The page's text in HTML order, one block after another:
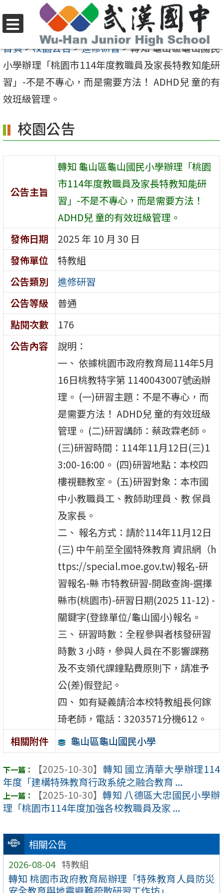
至
要
內
容
選
單
首頁>校園公告>進修研習>轉知 龜山區龜山國民
小學辦理「桃園市114年度教職員及家長特教知能研
習」-不是不專心，而是需要方法！ ADHD兒 童的有
效班級管理。
相關公告
2026-08-04 特教組
轉知 桃園市政府教育局辦理「特殊教育人員防災
校園公告
公告主旨
轉知 龜山區龜山國民小學辦理「桃園
市114年度教職員及家長特教知能研
習」-不是不專心，而是需要方法！
ADHD兒 童的有效班級管理。
發佈日期
2025 年 10 月 30 日
發佈單位
特教組
公告類別
進修研習
公告等級
普通
點閱次數
176
公告內容
說明：
一、 依據桃園市政府教育局114年5月
16日桃教特字第 1140043007號函辦
理。 (一)研習主題：不是不專心，而
是需要方法！ ADHD兒 童的有效班級
管理。 (二)研習講師：蔡政霖老師。
(三)研習時間：114年11月12日(三)1
3:00-16:00。 (四)研習地點：本校四
樓視聽教室。 (五)研習對象：本市國
中小教職員工、教師助理員、教 保員
及家長。
二、 報名方式：請於114年11月12日
(三) 中午前至全國特殊教育 資訊網（h
ttps://special.moe.gov.tw)報名-研
習報名-縣 市特教研習-開啟查詢-選擇
縣市(桃園市)-研習日期(2025 11-12) -
關鍵字(登錄單位/龜山國小)報名。
三、 研習時數：全程參與者核發研習
時數 3 小時，參與人員在不影響課務
及不支領代課鐘點費原則下，請准予
公(差)假登記。
四、 如有疑義請洽本校特教組長何鎵
琦老師，電話：3203571分機612。
相關附件
龜山區龜山國民小學
【2025-10-30】 轉知 國立清華大學辦理114
年度「建構特殊教育行政系統之融合教育 ...
【2025-10-30】 轉知 八德區大忠國民小學辦
理「桃園市114年度加強各校教職員及家 ...